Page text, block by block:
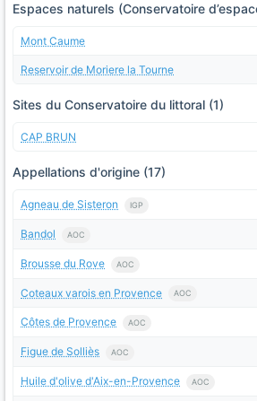
Espaces naturels (Conservatoire
Mont Caume
Reservoir de Moriere la Tourne
Sites du Conservatoire du littoral (1)
CAP BRUN
Appellations d'origine (17)
Agneau de Sisteron IGP
Bandol AOC
Brousse du Rove AOC
Coteaux varois en Provence AOC
Côtes de Provence AOC
Figue de Solliès AOC
Huile d'olive d'Aix-en-Provence AOC